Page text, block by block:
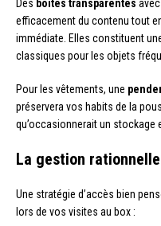
Des boîtes transparentes
efficacement du contenu tout
immédiate. Elles constituent
classiques pour les objets
Pour les vêtements, une
préservera vos habits de la
qu’occasionnerait un stockage
La gestion
Une stratégie d’accès bien
lors de vos visites au box :